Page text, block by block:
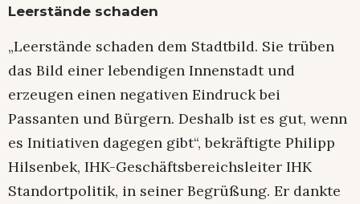
Leerstände schaden
„Leerstände schaden dem Stadtbild. Sie trüben
das Bild einer lebendigen Innenstadt und
erzeugen einen negativen Eindruck bei
Passanten und Bürgern. Deshalb ist es gut, wenn
es Initiativen dagegen gibt“, bekräftigte Philipp
Hilsenbek, IHK-Geschäftsbereichsleiter IHK
Standortpolitik, in seiner Begrüßung. Er dankte